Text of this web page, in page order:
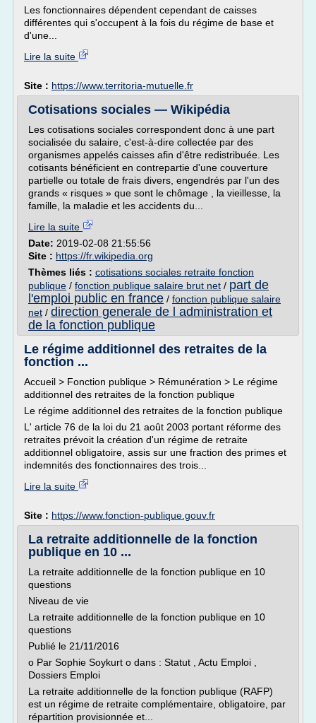
Les fonctionnaires dépendent cependant de caisses
différentes qui s'occupent à la fois du régime de base et
d'une...
Lire la suite
Site : https://www.territoria-mutuelle.fr
Cotisations sociales — Wikipédia
Les cotisations sociales correspondent donc à une part
socialisée du salaire, c'est-à-dire collectée par des
organismes appelés caisses afin d'être redistribuée. Les
cotisants bénéficient en contrepartie d'une couverture
partielle ou totale de frais divers, engendrés par l'un des
grands « risques » que sont le chômage , la vieillesse, la
famille, la maladie et les accidents du...
Lire la suite
Date: 2019-02-08 21:55:56
Site : https://fr.wikipedia.org
Thèmes liés : cotisations sociales retraite fonction
publique / fonction publique salaire brut net / part de
l'emploi public en france / fonction publique salaire
net / direction generale de l administration et
de la fonction publique
Le régime additionnel des retraites de la
fonction ...
Accueil > Fonction publique > Rémunération > Le régime
additionnel des retraites de la fonction publique
Le régime additionnel des retraites de la fonction publique
L' article 76 de la loi du 21 août 2003 portant réforme des
retraites prévoit la création d'un régime de retraite
additionnel obligatoire, assis sur une fraction des primes et
indemnités des fonctionnaires des trois...
Lire la suite
Site : https://www.fonction-publique.gouv.fr
La retraite additionnelle de la fonction
publique en 10 ...
La retraite additionnelle de la fonction publique en 10
questions
Niveau de vie
La retraite additionnelle de la fonction publique en 10
questions
Publié le 21/11/2016
o Par Sophie Soykurt o dans : Statut , Actu Emploi ,
Dossiers Emploi
La retraite additionnelle de la fonction publique (RAFP)
est un régime de retraite complémentaire, obligatoire, par
répartition provisionnée et...